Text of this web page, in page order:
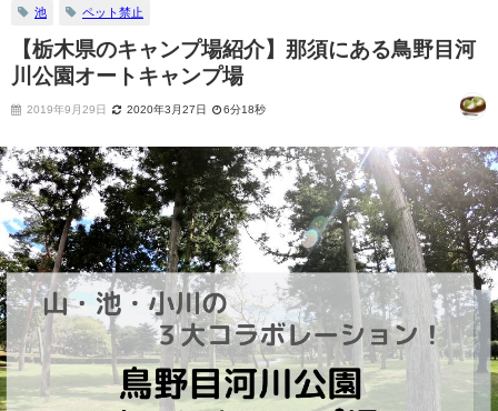
池 ペット禁止
【栃木県のキャンプ場紹介】那須にある鳥野目河
川公園オートキャンプ場
2019年9月29日 2020年3月27日 6分18秒